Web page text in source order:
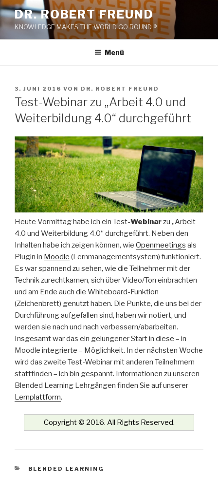
Zum
Inhalt
springen
DR. ROBERT FREUND
KNOWLEDGE MAKES THE WORLD GO ROUND ®
Menü
VERÖFFENTLICHT
AM
3. JUNI 2016 VON DR. ROBERT FREUND
Test-Webinar zu „Arbeit 4.0 und
Weiterbildung 4.0“ durchgeführt
Heute Vormittag habe ich ein Test-Webinarzu „Arbeit
4.0 und Weiterbildung 4.0“ durchgeführt. Neben den
Inhalten habe ich zeigen können, wie Openmeetings als
Plugin in Moodle (Lernmanagementsystem) funktioniert.
Es war spannend zu sehen, wie die Teilnehmer mit der
Technik zurechtkamen, sich über Video/Ton einbrachten
und am Ende auch die Whiteboard-Funktion
(Zeichenbrett) genutzt haben. Die Punkte, die uns bei der
Durchführung aufgefallen sind, haben wir notiert, und
werden sie nach und nach verbessern/abarbeiten.
Insgesamt war das ein gelungener Start in diese – in
Moodle integrierte – Möglichkeit. In der nächsten Woche
wird das zweite Test-Webinar mit anderen Teilnehmern
stattfinden – ich bin gespannt. Informationen zu unseren
Blended Learning Lehrgängen finden Sie auf unserer
Lernplattform.
Copyright © 2016. All Rights Reserved.
KATEGORIEN
BLENDED LEARNING